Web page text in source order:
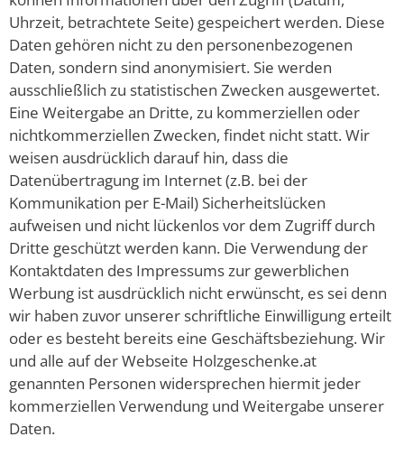
Uhrzeit, betrachtete Seite) gespeichert werden. Diese
Daten gehören nicht zu den personenbezogenen
Daten, sondern sind anonymisiert. Sie werden
ausschließlich zu statistischen Zwecken ausgewertet.
Eine Weitergabe an Dritte, zu kommerziellen oder
nichtkommerziellen Zwecken, findet nicht statt. Wir
weisen ausdrücklich darauf hin, dass die
Datenübertragung im Internet (z.B. bei der
Kommunikation per E-Mail) Sicherheitslücken
aufweisen und nicht lückenlos vor dem Zugriff durch
Dritte geschützt werden kann. Die Verwendung der
Kontaktdaten des Impressums zur gewerblichen
Werbung ist ausdrücklich nicht erwünscht, es sei denn
wir haben zuvor unserer schriftliche Einwilligung erteilt
oder es besteht bereits eine Geschäftsbeziehung. Wir
und alle auf der Webseite Holzgeschenke.at
genannten Personen widersprechen hiermit jeder
kommerziellen Verwendung und Weitergabe unserer
Daten.